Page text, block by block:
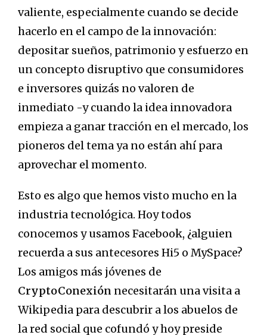
valiente, especialmente cuando se decide
hacerlo en el campo de la innovación:
depositar sueños, patrimonio y esfuerzo en
un concepto disruptivo que consumidores
e inversores quizás no valoren de
inmediato -y cuando la idea innovadora
empieza a ganar tracción en el mercado, los
pioneros del tema ya no están ahí para
aprovechar el momento.
Esto es algo que hemos visto mucho en la
industria tecnológica. Hoy todos
conocemos y usamos Facebook, ¿alguien
recuerda a sus antecesores Hi5 o MySpace?
Los amigos más jóvenes de
CryptoConexión necesitarán una visita a
Wikipedia para descubrir a los abuelos de
la red social que cofundó y hoy preside